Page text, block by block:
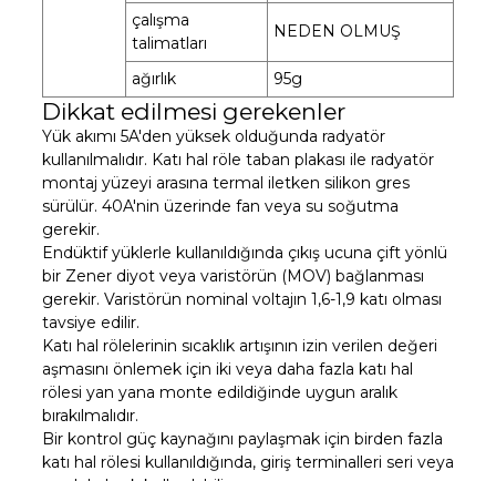
çalışma
talimatları
NEDEN OLMUŞ
ağırlık 95g
Dikkat edilmesi gerekenler
Yük akımı 5A'den yüksek olduğunda radyatör
kullanılmalıdır. Katı hal röle taban plakası ile radyatör
montaj yüzeyi arasına termal iletken silikon gres
sürülür. 40A'nin üzerinde fan veya su soğutma
gerekir.
Endüktif yüklerle kullanıldığında çıkış ucuna çift yönlü
bir Zener diyot veya varistörün (MOV) bağlanması
gerekir. Varistörün nominal voltajın 1,6-1,9 katı olması
tavsiye edilir.
Katı hal rölelerinin sıcaklık artışının izin verilen değeri
aşmasını önlemek için iki veya daha fazla katı hal
rölesi yan yana monte edildiğinde uygun aralık
bırakılmalıdır.
Bir kontrol güç kaynağını paylaşmak için birden fazla
katı hal rölesi kullanıldığında, giriş terminalleri seri veya